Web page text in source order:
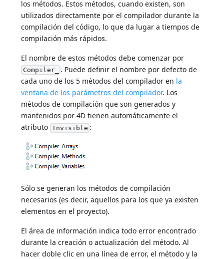
los métodos. Estos métodos, cuando existen, son
utilizados directamente por el compilador durante la
compilación del código, lo que da lugar a tiempos de
compilación más rápidos.
El nombre de estos métodos debe comenzar por
Compiler_
. Puede definir el nombre por defecto de
cada uno de los 5 métodos del compilador en la
ventana de los parámetros del compilador. Los
métodos de compilación que son generados y
mantenidos por 4D tienen automáticamente el
atributo Invisible :
Sólo se generan los métodos de compilación
necesarios (es decir, aquellos para los que ya existen
elementos en el proyecto).
El área de información indica todo error encontrado
durante la creación o actualización del método. Al
hacer doble clic en una línea de error, el método y la